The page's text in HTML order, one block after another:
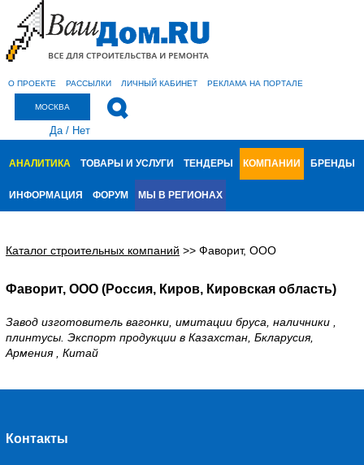
О ПРОЕКТЕ РАССЫЛКИ ЛИЧНЫЙ КАБИНЕТ РЕКЛАМА НА ПОРТАЛЕ
МОСКВА
Да/ Нет
АНАЛИТИКА ТОВАРЫ И УСЛУГИ ТЕНДЕРЫ КОМПАНИИ БРЕНДЫ
ИНФОРМАЦИЯ ФОРУМ МЫ В РЕГИОНАХ
Каталог строительных компаний >> Фаворит, ООО
Фаворит, ООО (Россия, Киров, Кировская область)
Завод изготовитель вагонки, имитации бруса, наличники ,
плинтусы. Экспорт продукции в Казахстан, Бкларусия,
Армения , Китай
Контакты